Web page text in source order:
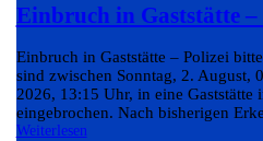
Einbruch in Gaststätte
Einbruch in Gaststätte – Polizei
sind zwischen Sonntag, 2. August,
2026, 13:15 Uhr, in eine
eingebrochen. Nach bisherigen
Weiterlesen